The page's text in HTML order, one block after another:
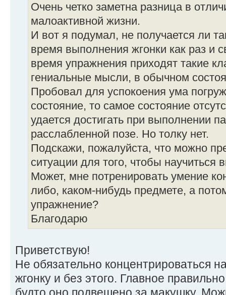
Очень четко заметна разница в
малоактивной жизни.
И вот я подумал, не получается ли
время выполнения жгонки как раз и
время упражнения приходят такие
гениальные мысли, в обычном
Пробовал для успокоения ума
состояние, то самое состояние
удается достигать при выполнении
расслабленной позе. Но толку нет.
Подскажи, пожалуйста, что можно
ситуации для того, чтобы научиться
Может, мне потренировать умение
либо, каком-нибудь предмете, а
упражнение?
Благодарю
Приветствую!
Не обязательно концентрироваться
жгонку и без этого. Главное
будто оно подвешено за макушку.